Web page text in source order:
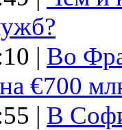
| Во
€700
| В